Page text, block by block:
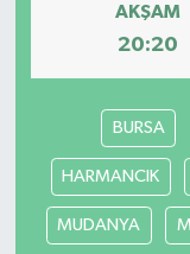
AKŞAM
20:20
BURSA
HARMANCIK
MUDANYA